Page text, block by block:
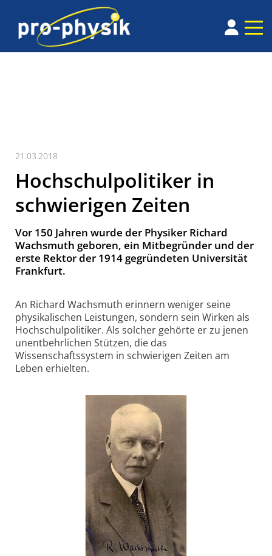
21.03.2018
Hochschulpolitiker in
schwierigen Zeiten
Vor 150 Jahren wurde der Physiker Richard
Wachsmuth geboren, ein Mitbegründer und der
erste Rektor der 1914 gegründeten Universität
Frankfurt.
An Richard Wachsmuth erinnern weniger seine
physikalischen Leistungen, sondern sein Wirken als
Hochschulpolitiker. Als solcher gehörte er zu jenen
unentbehrlichen Stützen, die das
Wissenschaftssystem in schwierigen Zeiten am
Leben erhielten.